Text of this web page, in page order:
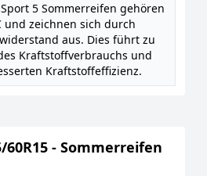
5 Sommerreifen gehören
und zeichnen sich durch
aus. Dies führt zu
Kraftstoffverbrauchs und
Kraftstoffeffizienz.
60R15 - Sommerreifen